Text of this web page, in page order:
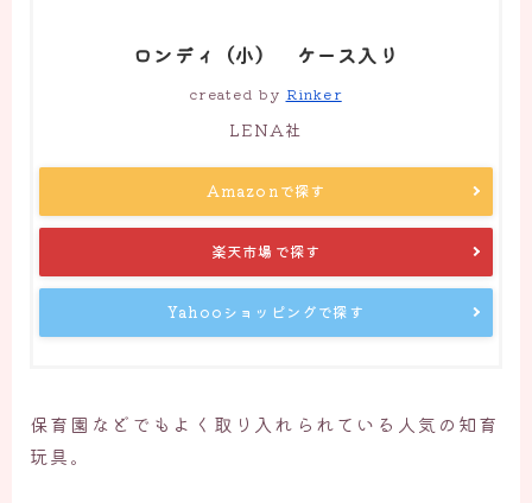
ロンディ（小） ケース入り
created by Rinker
LENA社
Amazonで探す
楽天市場で探す
Yahooショッピングで探す
保育園などでもよく取り入れられている人気の知育
玩具。